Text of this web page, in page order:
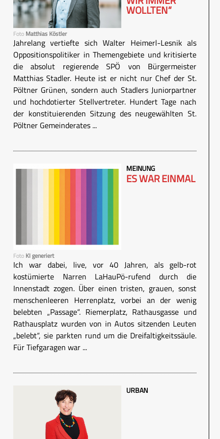
Foto Matthias Köstler
WOLLTEN“
Jahrelang vertiefte sich Walter Heimerl-Lesnik als
Oppositionspolitiker in Themengebiete und kritisierte
die absolut regierende SPÖ von Bürgermeister
Matthias Stadler. Heute ist er nicht nur Chef der St.
Pöltner Grünen, sondern auch Stadlers Juniorpartner
und hochdotierter Stellvertreter. Hundert Tage nach
der konstituierenden Sitzung des neugewählten St.
Pöltner Gemeinderates ...
Foto KI generiert
MEINUNG
ES WAR EINMAL
Ich war dabei, live, vor 40 Jahren, als gelb-rot
kostümierte Narren LaHauPö-rufend durch die
Innenstadt zogen. Über einen tristen, grauen, sonst
menschenleeren Herrenplatz, vorbei an der wenig
belebten „Passage“. Riemerplatz, Rathausgasse und
Rathausplatz wurden von in Autos sitzenden Leuten
„belebt“, sie parkten rund um die Dreifaltigkeitssäule.
Für Tiefgaragen war ...
URBAN